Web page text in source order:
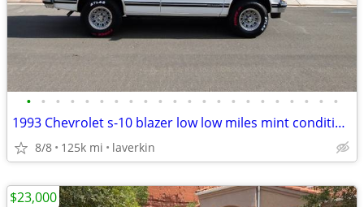
• • • • • • • • • • • • • • • • • • • • • •
1993 Chevrolet s-10 blazer low low miles mint condition.!!!!
8/8 125k mi laverkin
$23,000